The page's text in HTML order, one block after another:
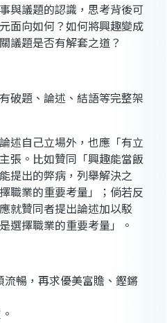
議題的認識，思考背後可
面向如何？如何將興趣變成
議題是否有解套之道？
題、論述、結語等完整架
自己立場外，也應「有立
張。比如贊同「興趣能當飯
提出的弊病，列舉解決之
職業的重要考量」；倘若反
就贊同者提出論述加以駁
選擇職業的重要考量」。
暢，再求優美富贍、鏗鏘